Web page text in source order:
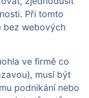
Při tomto
bez webových
ve firmě co
musí být
podnikání nebo